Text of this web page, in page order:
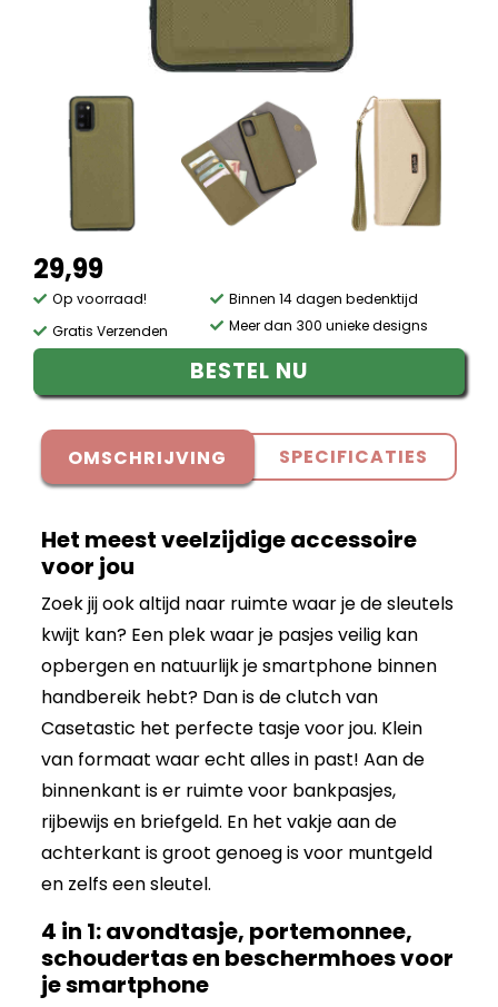
29,99
Op voorraad!
Gratis Verzenden
Binnen 14 dagen bedenktijd
Meer dan 300 unieke designs
BESTEL NU
OMSCHRIJVING SPECIFICATIES
Het meest veelzijdige accessoire
voor jou
Zoek jij ook altijd naar ruimte waar je de sleutels
kwijt kan? Een plek waar je pasjes veilig kan
opbergen en natuurlijk je smartphone binnen
handbereik hebt? Dan is de clutch van
Casetastic het perfecte tasje voor jou. Klein
van formaat waar echt alles in past! Aan de
binnenkant is er ruimte voor bankpasjes,
rijbewijs en briefgeld. En het vakje aan de
achterkant is groot genoeg is voor muntgeld
en zelfs een sleutel.
4 in 1: avondtasje, portemonnee,
schoudertas en beschermhoes voor
je smartphone